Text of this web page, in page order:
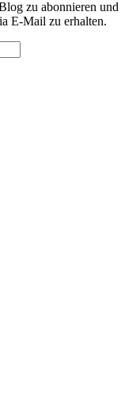
zu abonnieren und
E-Mail zu erhalten.